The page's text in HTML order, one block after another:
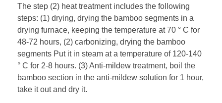
The step (2) heat treatment includes the following
steps: (1) drying, drying the bamboo segments in a
drying furnace, keeping the temperature at 70 ° C for
48-72 hours, (2) carbonizing, drying the bamboo
segments Put it in steam at a temperature of 120-140
° C for 2-8 hours. (3) Anti-mildew treatment, boil the
bamboo section in the anti-mildew solution for 1 hour,
take it out and dry it.